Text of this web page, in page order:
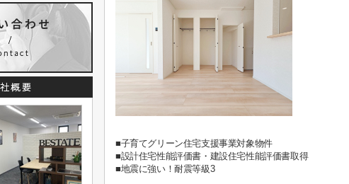
■子育てグリーン住宅支援事業対象物件
■設計住宅性能評価書・建設住宅性能評価書取得
■地震に強い！耐震等級3